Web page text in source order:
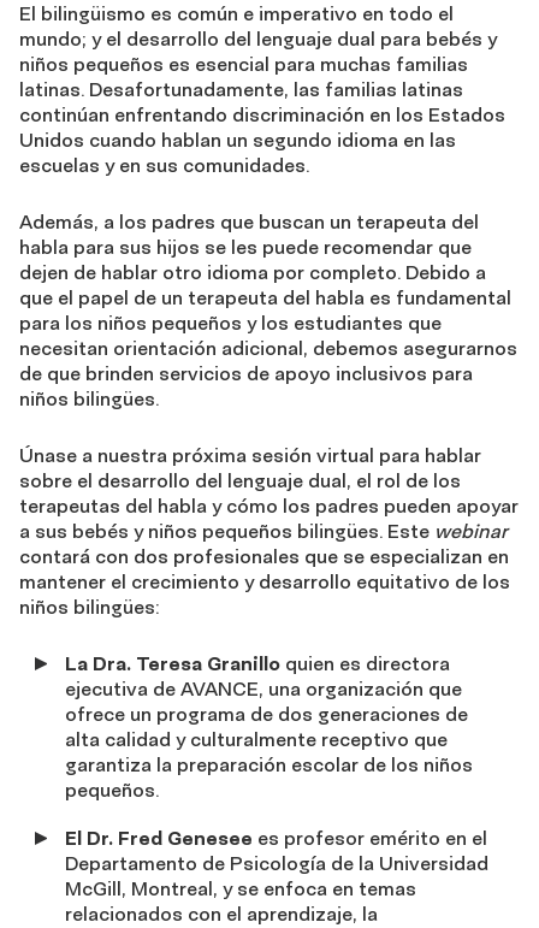
El bilingüismo es común e imperativo en todo el
mundo; y el desarrollo del lenguaje dual para bebés y
niños pequeños es esencial para muchas familias
latinas. Desafortunadamente, las familias latinas
continúan enfrentando discriminación en los Estados
Unidos cuando hablan un segundo idioma en las
escuelas y en sus comunidades.
Además, a los padres que buscan un terapeuta del
habla para sus hijos se les puede recomendar que
dejen de hablar otro idioma por completo. Debido a
que el papel de un terapeuta del habla es fundamental
para los niños pequeños y los estudiantes que
necesitan orientación adicional, debemos asegurarnos
de que brinden servicios de apoyo inclusivos para
niños bilingües.
Únase a nuestra próxima sesión virtual para hablar
sobre el desarrollo del lenguaje dual, el rol de los
terapeutas del habla y cómo los padres pueden apoyar
a sus bebés y niños pequeños bilingües. Este webinar
contará con dos profesionales que se especializan en
mantener el crecimiento y desarrollo equitativo de los
niños bilingües:
La Dra. Teresa Granillo quien es directora
ejecutiva de AVANCE, una organización que
ofrece un programa de dos generaciones de
alta calidad y culturalmente receptivo que
garantiza la preparación escolar de los niños
pequeños.
El Dr. Fred Genesee es profesor emérito en el
Departamento de Psicología de la Universidad
McGill, Montreal, y se enfoca en temas
relacionados con el aprendizaje, la